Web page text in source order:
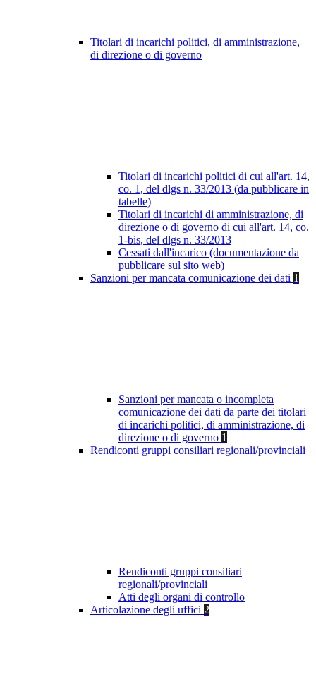
Titolari di incarichi politici, di amministrazione,
di direzione o di governo
Titolari di incarichi politici di cui all'art. 14,
co. 1, del dlgs n. 33/2013 (da pubblicare in
tabelle)
Titolari di incarichi di amministrazione, di
direzione o di governo di cui all'art. 14, co.
1-bis, del dlgs n. 33/2013
Cessati dall'incarico (documentazione da
pubblicare sul sito web)
Sanzioni per mancata comunicazione dei dati 1
Sanzioni per mancata o incompleta
comunicazione dei dati da parte dei titolari
di incarichi politici, di amministrazione, di
direzione o di governo 1
Rendiconti gruppi consiliari regionali/provinciali
Rendiconti gruppi consiliari
regionali/provinciali
Atti degli organi di controllo
Articolazione degli uffici 2